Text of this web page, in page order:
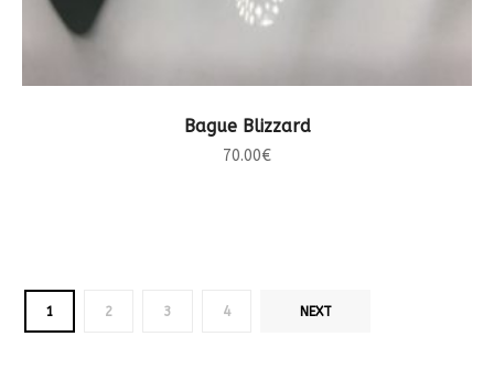
CHOIX DES OPTIONS
Bague Blizzard
70.00€
1 2 3 4 NEXT